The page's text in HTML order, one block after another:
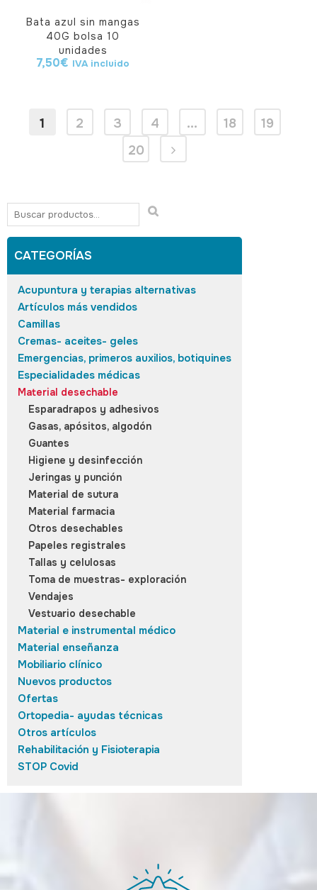
Bata azul sin mangas
40G bolsa 10
unidades
7,50€ IVA incluido
1 2 3 4 … 18
19
20
CATEGORÍAS
Acupuntura y terapias alternativas
Artículos más vendidos
Camillas
Cremas- aceites- geles
Emergencias, primeros auxilios, botiquines
Especialidades médicas
Material desechable
Esparadrapos y adhesivos
Gasas, apósitos, algodón
Guantes
Higiene y desinfección
Jeringas y punción
Material de sutura
Material farmacia
Otros desechables
Papeles registrales
Tallas y celulosas
Toma de muestras- exploración
Vendajes
Vestuario desechable
Material e instrumental médico
Material enseñanza
Mobiliario clínico
Nuevos productos
Ofertas
Ortopedia- ayudas técnicas
Otros artículos
Rehabilitación y Fisioterapia
STOP Covid